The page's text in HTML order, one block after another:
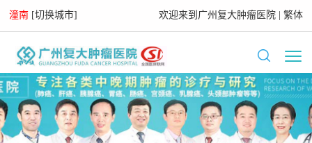
潼南 [切换城市] 欢迎来到 广州复大肿瘤医院| 繁体